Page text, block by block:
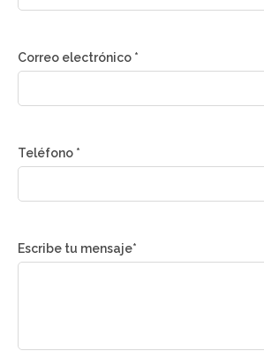
Correo electrónico *
Teléfono *
Escribe tu mensaje*